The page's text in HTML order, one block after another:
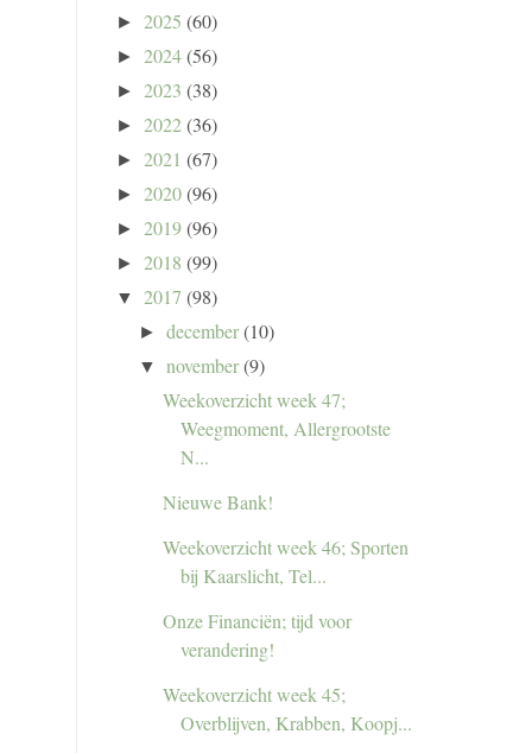
► 2025 (60)
► 2024(56)
► 2023 (38)
► 2022(36)
► 2021 (67)
► 2020(96)
► 2019(96)
► 2018 (99)
▼ 2017 (98)
►december(10)
▼ november(9)
Weekoverzicht week 47;
Weegmoment, Allergrootste
N...
Nieuwe Bank!
Weekoverzicht week 46; Sporten
bij Kaarslicht, Tel...
Onze Financiën; tijd voor
verandering!
Weekoverzicht week 45;
Overblijven, Krabben, Koopj...